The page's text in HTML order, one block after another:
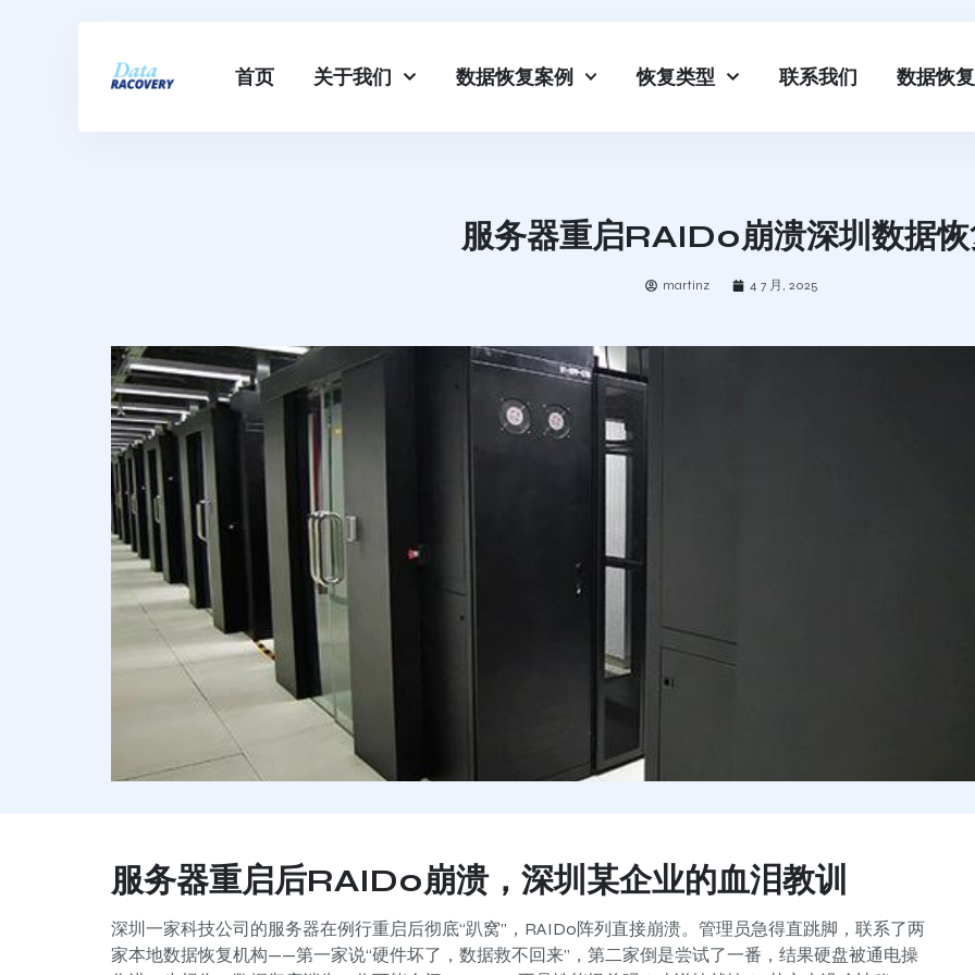
首页 关于我们 数据恢复案例 恢复类型 联系我们 数据恢
服务器重启RAID0崩溃深圳数据
martinz 4 7 月, 2025
服务器重启后RAID0崩溃，深圳某企业的血泪教训
深圳一家科技公司的服务器在例行重启后彻底“趴窝”，RAID0阵列直接崩溃。管理员急得直跳脚，联系了两
家本地数据恢复机构——第一家说“硬件坏了，数据救不回来”，第二家倒是尝试了一番，结果硬盘被通电操